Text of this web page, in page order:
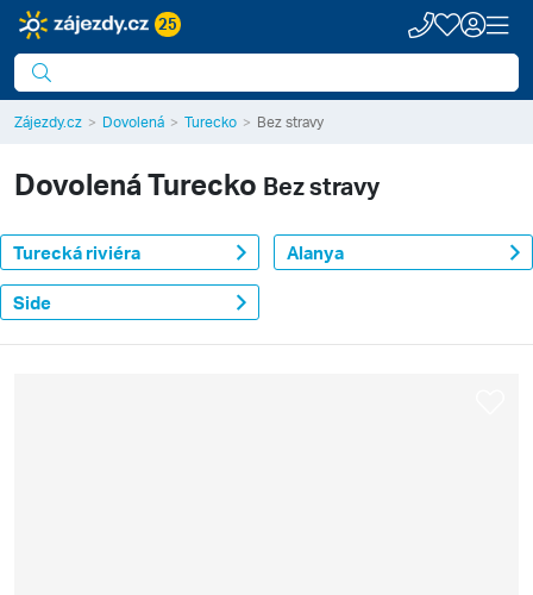
25
Zájezdy.cz Dovolená Turecko Bez stravy
DovolenáTurecko Bez stravy
Turecká riviéra Alanya
Side